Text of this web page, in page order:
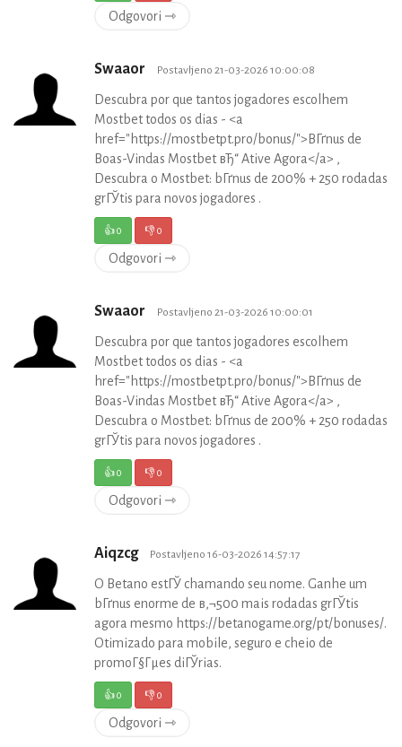
Odgovori ⇾
Swaaor Postavljeno 21-03-2026 10:00:08
Descubra por que tantos jogadores escolhem
Mostbet todos os dias - <a
href="https://mostbetpt.pro/bonus/">BГґnus de
Boas-Vindas Mostbet вЂ“ Ative Agora</a> ,
Descubra o Mostbet: bГґnus de 200% + 250 rodadas
grГЎtis para novos jogadores .
👍0 👎0
Odgovori ⇾
Swaaor Postavljeno 21-03-2026 10:00:01
Descubra por que tantos jogadores escolhem
Mostbet todos os dias - <a
href="https://mostbetpt.pro/bonus/">BГґnus de
Boas-Vindas Mostbet вЂ“ Ative Agora</a> ,
Descubra o Mostbet: bГґnus de 200% + 250 rodadas
grГЎtis para novos jogadores .
👍0 👎0
Odgovori ⇾
Aiqzcg Postavljeno 16-03-2026 14:57:17
O Betano estГЎ chamando seu nome. Ganhe um
bГґnus enorme de в‚¬500 mais rodadas grГЎtis
agora mesmo https://betanogame.org/pt/bonuses/.
Otimizado para mobile, seguro e cheio de
promoГ§Гµes diГЎrias.
👍0 👎0
Odgovori ⇾